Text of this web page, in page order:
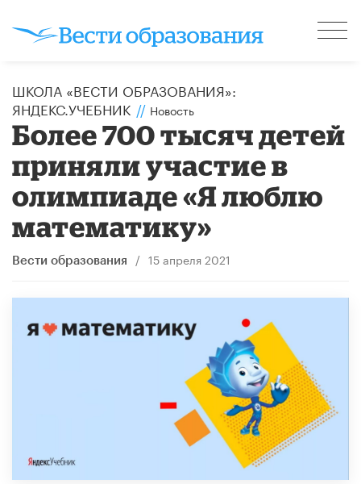
ШКОЛА «ВЕСТИ ОБРАЗОВАНИЯ»:
ЯНДЕКС.УЧЕБНИК // Новость
​Более 700 тысяч детей
приняли участие в
олимпиаде «Я люблю
математику»
Вести образования / 15 апреля 2021